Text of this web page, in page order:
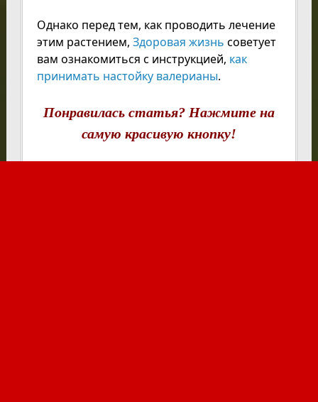
Однако перед тем, как проводить лечение
этим растением, Здоровая жизнь советует
вам ознакомиться с инструкцией, как
принимать настойку валерианы.
Понравилась статья? Нажмите на
самую красивую кнопку!